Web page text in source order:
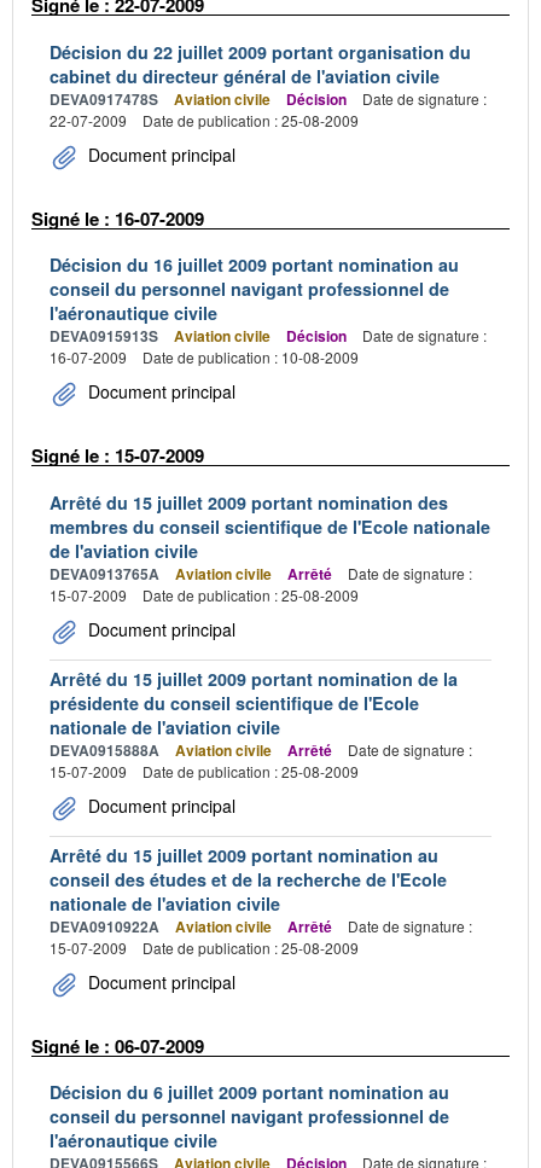
Décision du 22 juillet 2009 portant organisation du
cabinet du directeur général de l'aviation civile
DEVA0917478S Aviation civile Décision
Date de signature :
22-07-2009
Date de publication : 25-08-2009
Document principal
Signé le : 16-07-2009
Décision du 16 juillet 2009 portant nomination au
conseil du personnel navigant professionnel de
l'aéronautique civile
DEVA0915913S Aviation civile Décision
Date de signature :
16-07-2009
Date de publication : 10-08-2009
Document principal
Signé le : 15-07-2009
Arrêté du 15 juillet 2009 portant nomination des
membres du conseil scientifique de l'Ecole nationale
de l'aviation civile
DEVA0913765A Aviation civile Arrêté
Date de signature :
15-07-2009
Date de publication : 25-08-2009
Document principal
Arrêté du 15 juillet 2009 portant nomination de la
présidente du conseil scientifique de l'Ecole
nationale de l'aviation civile
DEVA0915888A Aviation civile Arrêté
Date de signature :
15-07-2009
Date de publication : 25-08-2009
Document principal
Arrêté du 15 juillet 2009 portant nomination au
conseil des études et de la recherche de l'Ecole
nationale de l'aviation civile
DEVA0910922A Aviation civile Arrêté
Date de signature :
15-07-2009
Date de publication : 25-08-2009
Document principal
Signé le : 06-07-2009
Décision du 6 juillet 2009 portant nomination au
conseil du personnel navigant professionnel de
l'aéronautique civile
DEVA0915566S Aviation civile Décision Date de signature :